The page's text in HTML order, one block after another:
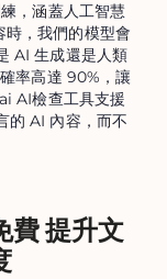
，涵蓋人工智慧
，我們的模型會
AI 生成還是人類
率高達 90%，讓
AI檢查工具支援
的 AI 內容，而不
費 提升文